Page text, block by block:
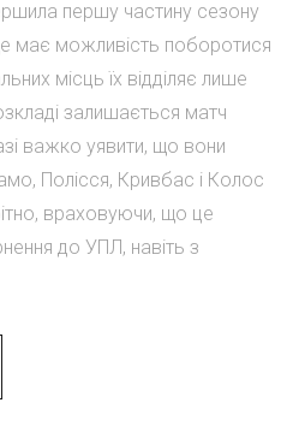
першу частину сезону
має можливість поборотися
місць їх відділяє лише
залишається матч
важко уявити, що вони
Полісся, Кривбас і Колос
враховуючи, що це
до УПЛ, навіть з